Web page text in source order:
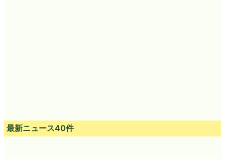
最新ニュース40件